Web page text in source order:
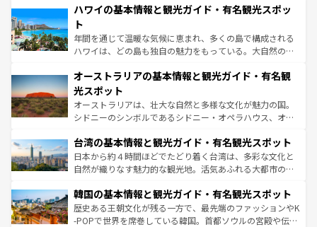
着のスイス情報はコンテンツ一覧を参照してほしい。
のような巨大都市は、観光、ショッピング、エンターテイ
ンメントが詰まった刺激的なスポットだ。一方、アメリカ
西部には大自然が広がり、グランドキャニオンやイエロー
ストーン国立公園といった絶景が堪能できる。さらに、南
文化が魅力。旅行者はアメリカの各地域で異なる魅力を楽
しみながら、その多様性と豊かな歴史を感じることができ
るだろう。車でのロードトリップや列車の旅も、アメリカ
ならではの贅沢な旅のスタイルだ。 なお、新着のアメリカ
情報は コンテンツ一覧 を参照してほしい。
ハワイの基本情報と観光ガイド・有名観光スポッ
ト
年間を通じて温暖な気候に恵まれ、多くの島で構成される
ハワイは、どの島も独自の魅力をもっている。大自然の神
ワイ島は見逃せない。また、定番の観光地といえばオアフ
島だが、静かな自然を求めるならマウイ島やカウアイ島が
おすすめ。エメラルドグリーンに輝く海をはじめ、豊かな
文化や歴史が息づいている。「アロハスピリット」と呼ば
人々、おいしいローカルフードやハワイアンミュージッ
ク、伝統的なフラダンスなど、すべてがハワイの魅力を彩
っている。訪れるたびに新しい発見と感動が待っているハ
はコンテンツ一覧を参照してほしい。
オーストラリアの基本情報と観光ガイド・有名観
光スポット
オーストラリアは、壮大な自然と多様な文化が魅力の国。
シドニーのシンボルであるシドニー・オペラハウス、オー
リアリーフや大陸中央部にそびえるウルル（エアーズロッ
ク）、タスマニアの美しい原生林やケアンズの熱帯雨林な
ど、見どころがたくさん。また、カフェやワイン、オージ
いる。アクティビティも充実しており、サーフィンやダイ
ビング、ハイキングなど、アウトドア好きにはたまらな
い。オーストラリアの多彩な魅力を存分に味わいつくそ
台湾の基本情報と観光ガイド・有名観光スポット
日本から約４時間ほどでたどり着く台湾は、多彩な文化と
自然が織りなす魅力的な観光地。活気あふれる大都市の台
ン）、静ひつな山岳地帯である台湾東部など、都市の喧騒
と山間の静けさが共存しており、訪れる人に新しい発見と
驚きをもたらしてくれる。また、奥深い台湾の食文化も魅
韓国の基本情報と観光ガイド・有名観光スポット
歴史ある王朝文化が残る一方で、最先端のファッションやK
-POPで世界を席巻している韓国。首都ソウルの宮殿や伝統